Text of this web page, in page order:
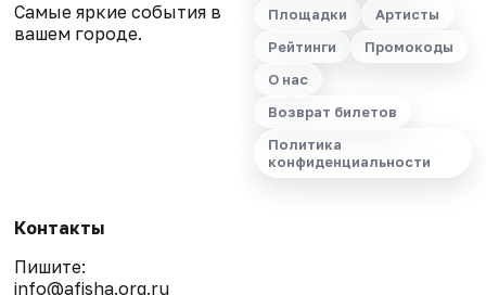
Самые яркие события в
вашем городе.
Площадки
Артисты
Рейтинги
Промокоды
О нас
Возврат билетов
Политика
конфиденциальности
Контакты
Пишите:
info@afisha.org.ru